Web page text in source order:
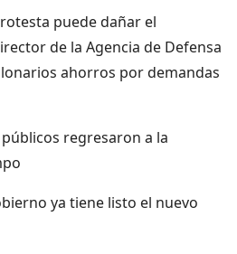
puede dañar el
de la Agencia de Defensa
ahorros por demandas
regresaron a la
ya tiene listo el nuevo